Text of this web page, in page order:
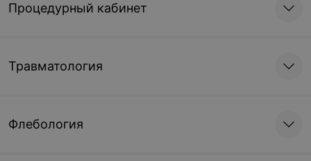
Процедурный кабинет
Травматология
Флебология